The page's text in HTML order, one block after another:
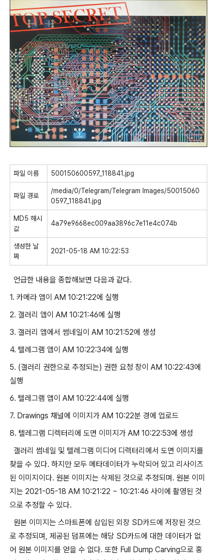
파일 이름 500150600597_118841.jpg
파일 경로
/media/0/Telegram/Telegram Images/50015060
0597_118841.jpg
MD5 해시
값
4a79e9668ec009aa3896c7e11e4c074b
생성한 날
짜
2021-05-18 AM 10:22:53
언급한 내용을 종합해보면 다음과 같다.
1. 카메라 앱이 AM 10:21:22에 실행
2. 갤러리 앱이 AM 10:21:46에 실행
3. 갤러리 앱에서 썸네일이 AM 10:21:52에 생성
4. 텔레그램 앱이 AM 10:22:34에 실행
5. (갤러리 권한으로 추정되는) 권한 요청 창이 AM 10:22:43에
실행
6. 텔레그램 앱이 AM 10:22:44에 실행
7. Drawings 채널에 이미지가 AM 10:22분 경에 업로드
8. 텔레그램 디렉터리에 도면 이미지가 AM 10:22:53에 생성
갤러리 썸네일 및 텔레그램 미디어 디렉터리에서 도면 이미지를
찾을 수 있다. 하지만 모두 메타데이터가 누락되어 있고 리사이즈
된 이미지이다. 원본 이미지는 삭제된 것으로 추정되며. 원본 이미
지는 2021-05-18 AM 10:21:22 ~ 10:21:46 사이에 촬영된 것
으로 추정할 수 있다.
원본 이미지는 스마트폰에 삽입된 외장 SD카드에 저장된 것으
로 추정되며, 제공된 덤프에는 해당 SD카드에 대한 데이터가 없
어 원본 이미지를 얻을 수 없다. 또한 Full Dump Carving으로 홍